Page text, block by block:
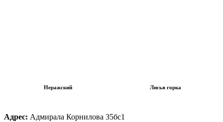
Неражский Лисья горка
Адрес: Адмирала Корнилова 35бс1